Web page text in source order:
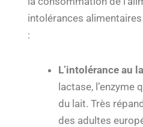
intolérances
:
L’intolérance au
lactase, l’enzyme
du lait. Très
des adultes